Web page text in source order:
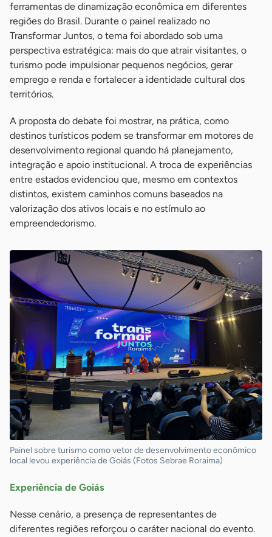
ferramentas de dinamização econômica em diferentes
regiões do Brasil. Durante o painel realizado no
Transformar Juntos, o tema foi abordado sob uma
perspectiva estratégica: mais do que atrair visitantes, o
turismo pode impulsionar pequenos negócios, gerar
emprego e renda e fortalecer a identidade cultural dos
territórios.
A proposta do debate foi mostrar, na prática, como
destinos turísticos podem se transformar em motores de
desenvolvimento regional quando há planejamento,
integração e apoio institucional. A troca de experiências
entre estados evidenciou que, mesmo em contextos
distintos, existem caminhos comuns baseados na
valorização dos ativos locais e no estímulo ao
empreendedorismo.
Painel sobre turismo como vetor de desenvolvimento econômico
local levou experiência de Goiás (Fotos Sebrae Roraima)
Experiência de Goiás
Nesse cenário, a presença de representantes de
diferentes regiões reforçou o caráter nacional do evento.